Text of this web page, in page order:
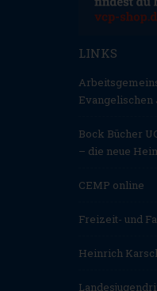
LINKS
Evangelischen
Bock Bücher
– die neue
CEMP online
Freizeit- und
Heinrich